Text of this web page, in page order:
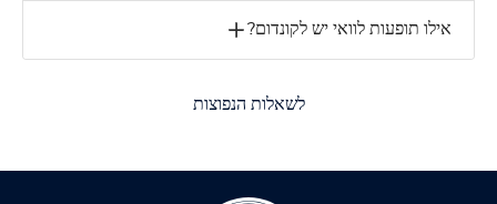
אילו תופעות לוואי יש לקונדום?
לשאלות הנפוצות